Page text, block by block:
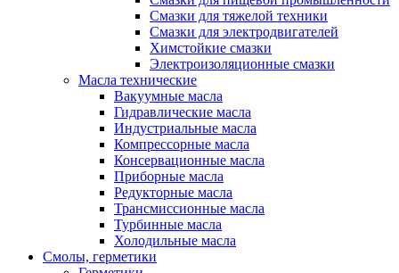
Смазки для тяжелой техники
Смазки для электродвигателей
Химстойкие смазки
Электроизоляционные смазки
Масла технические
Вакуумные масла
Гидравлические масла
Индустриальные масла
Компрессорные масла
Консервационные масла
Приборные масла
Редукторные масла
Трансмиссионные масла
Турбинные масла
Холодильные масла
Смолы, герметики